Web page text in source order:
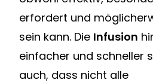
erfordert und
sein kann. Die Infusion
einfacher und schneller
auch, dass nicht alle